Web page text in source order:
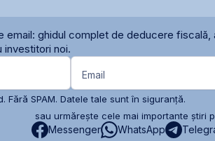
email: ghidul complet de deducere fiscală,
noi.
Email
Fără SPAM. Datele tale sunt în siguranță.
sau urmărește cele mai importante știri
Messenger WhatsApp